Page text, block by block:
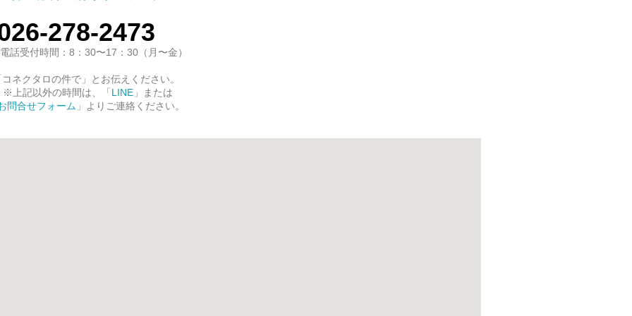
278-2473
電話受付時間：8：30〜17：30（月〜金）
コネクタロの件で」とお伝えください。
※上記以外の時間は、「 LINE」または
問合せフォーム 」よりご連絡ください。